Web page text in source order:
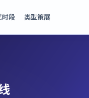
时段 类型策展